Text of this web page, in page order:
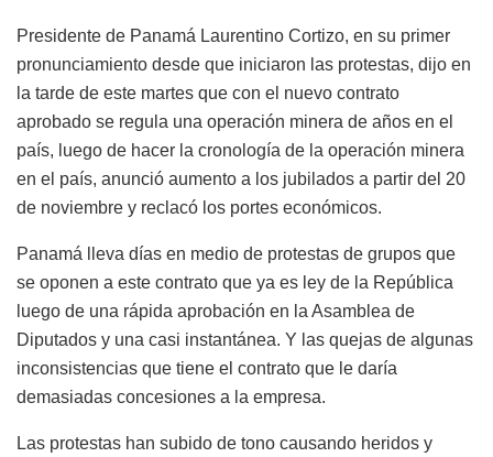
Presidente de Panamá Laurentino Cortizo, en su primer
pronunciamiento desde que iniciaron las protestas, dijo en
la tarde de este martes que con el nuevo contrato
aprobado se regula una operación minera de años en el
país, luego de hacer la cronología de la operación minera
en el país, anunció aumento a los jubilados a partir del 20
de noviembre y reclacó los portes económicos.
Panamá lleva días en medio de protestas de grupos que
se oponen a este contrato que ya es ley de la República
luego de una rápida aprobación en la Asamblea de
Diputados y una casi instantánea. Y las quejas de algunas
inconsistencias que tiene el contrato que le daría
demasiadas concesiones a la empresa.
Las protestas han subido de tono causando heridos y